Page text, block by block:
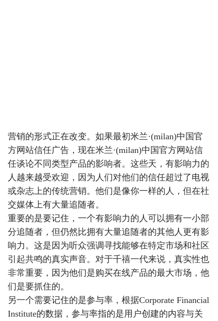
营销的形式正在改变。如果最初米兰·(milan)中国官
方网站信任广告，现在米兰·(milan)中国官方网站信
任谈论不同类型产品的影响者。这些天，有影响力的
人越来越受欢迎，因为人们对他们的信任超过了电视
或杂志上的传统营销。他们是像你一样的人，但在社
交媒体上有大量追随者。
重要的是要记住，一个有影响力的人可以拥有一小部
分追随者，但仍然比拥有大量追随者的其他人更有影
响力。这是因为听众强调寻找能够在特定市场和社区
引起共鸣的真实声音。对于千禧一代来说，真实性也
非常重要，因为他们是购买在线产品的最大市场，他
们是要抓住的。
另一个需要记住的是参与率，根据Corporate Financial
Institute的数据，参与率指的是用户创建的内容与关